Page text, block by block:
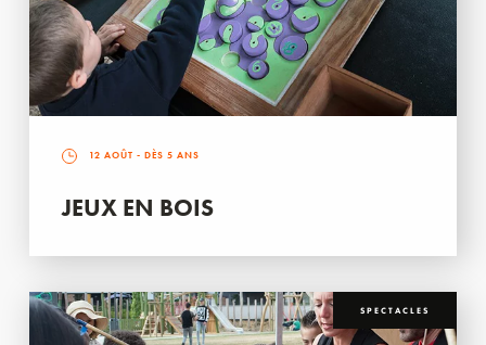
12 AOÛT - DÈS 5 ANS
JEUX EN BOIS
SPECTACLES